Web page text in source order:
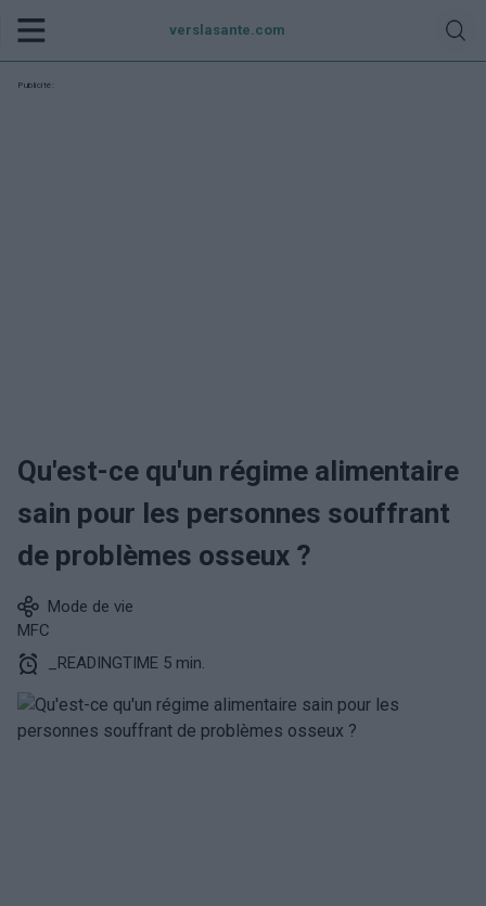
verslasante.com
Publicité:
Qu'est-ce qu'un régime alimentaire
sain pour les personnes souffrant
de problèmes osseux ?
Mode de vie
MFC
_READINGTIME 5 min.